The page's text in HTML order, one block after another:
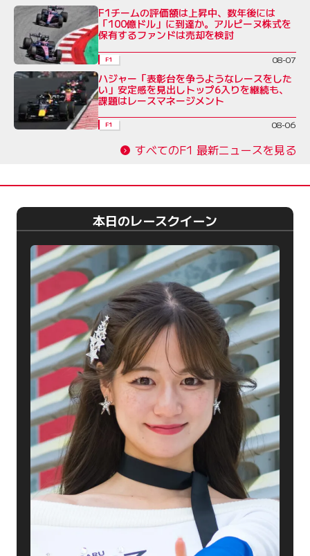
F1チームの評価額は上昇中、数年後には
「100億ドル」に到達か。アルピーヌ株式を
保有するファンドは売却を検討
F1 08-07
ハジャー「表彰台を争うようなレースをした
い」安定感を見出しトップ6入りを継続も、
課題はレースマネージメント
F1 08-06
すべてのF1 最新ニュースを見る
本日のレースクイーン